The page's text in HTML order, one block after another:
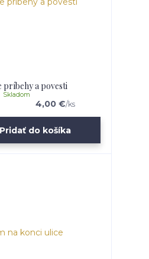
príbehy a povesti
4,00 €/ks
Skladom
Pridať do košíka